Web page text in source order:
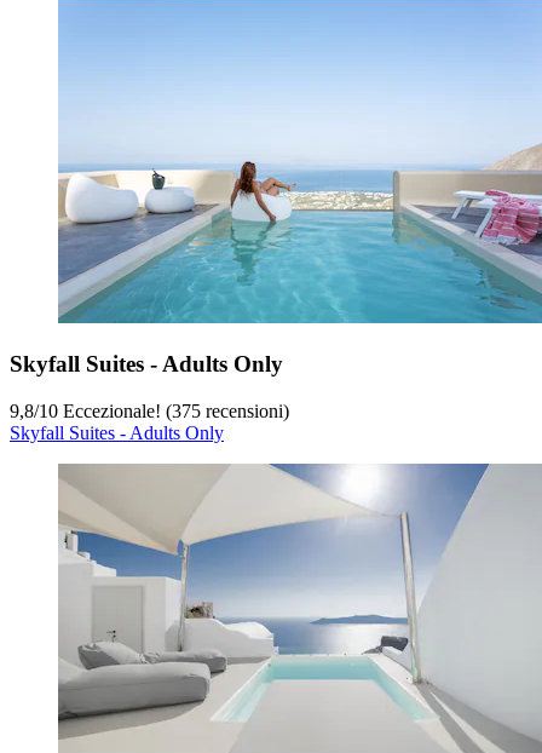
Skyfall Suites - Adults Only
9,8/10 Eccezionale! (375 recensioni)
Skyfall Suites - Adults Only